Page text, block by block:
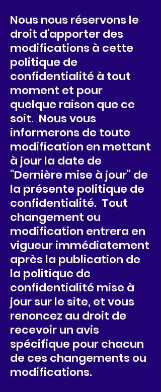
Nous nous réservons le
droit d'apporter des
modifications à cette
politique de
confidentialité à tout
moment et pour
quelque raison que ce
soit. Nous vous
informerons de toute
modification en mettant
à jour la date de
"Dernière mise à jour" de
la présente politique de
confidentialité. Tout
changement ou
modification entrera en
vigueur immédiatement
après la publication de
la politique de
confidentialité mise à
jour sur le site, et vous
renoncez au droit de
recevoir un avis
spécifique pour chacun
de ces changements ou
modifications.